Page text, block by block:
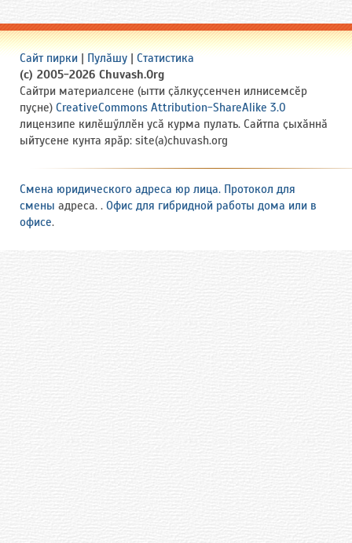
Сайт пирки | Пулӑшу | Статистика
(c) 2005-2026 Chuvash.Org
Сайтри материалсене (ытти ҫӑлкуҫсенчен илнисемсӗр
пуҫне) CreativeCommons Attribution-ShareAlike 3.0
лицензипе килӗшӳллӗн усӑ курма пулать. Сайтпа ҫыхӑннӑ
ыйтусене кунта ярӑр: site(a)chuvash.org
Смена юридического адреса юр лица. Протокол для
смены адреса. . Офис для гибридной работы дома или в
офисе.